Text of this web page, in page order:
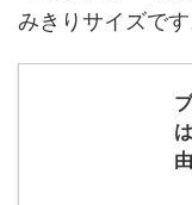
みきりサイズです
由